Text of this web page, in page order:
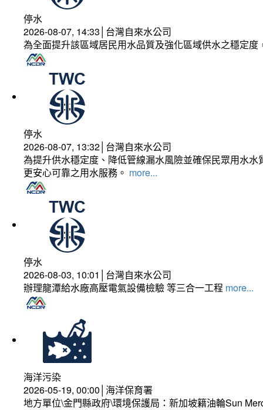
停水
2026-08-07, 14:33│台灣自來水公司
為全面提升該區域居民用水品質及強化區域供水之穩定
停水
2026-08-07, 13:32│台灣自來水公司
為提升供水穩定度、降低管線漏水風險並確保民眾用水
更安心可靠之用水服務。 more...
停水
2026-08-03, 10:01│台灣自來水公司
辦理龍潭給水廠高壓電氣設備檢驗 等三合一工程 more...
海洋污染
2026-05-19, 00:00│海洋保育署
地方單位\金門縣政府\環境保護局：新加坡籍油輪Sun